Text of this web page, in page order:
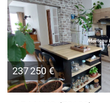
237 250 €